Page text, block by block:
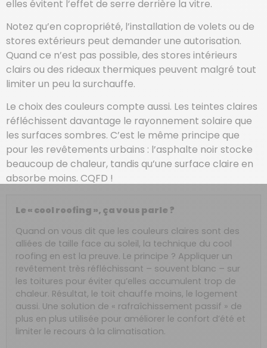
elles évitent l’effet de serre derrière la vitre.
Notez qu’en copropriété, l’installation de volets ou de
stores extérieurs peut demander une autorisation.
Quand ce n’est pas possible, des stores intérieurs
clairs ou des rideaux thermiques peuvent malgré tout
limiter un peu la surchauffe.
Le choix des couleurs compte aussi. Les teintes claires
réfléchissent davantage le rayonnement solaire que
les surfaces sombres. C’est le même principe que
pour les revêtements urbains : l’asphalte noir stocke
beaucoup de chaleur, tandis qu’une surface claire en
absorbe moins. CQFD !
Le « cool roofing », ça vous parle ?
Quand on vous dit que les couleurs claires sont des
alliées de taille face au soleil, la technique du cool
roofing en est la preuve. Le principe ? Appliquer un
revêtement très réfléchissant – souvent blanc – sur
les toitures pour éviter qu’elles accumulent trop de
chaleur. Résultat, le toit chauffe moins, le logement
aussi. Une solution de « rafraîchissement passif » de
plus en plus utilisée pour améliorer le confort d’été et
limiter le recours à la climatisation.